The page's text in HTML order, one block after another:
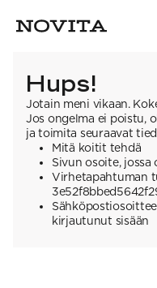
Hups!
Jotain meni vikaan.
Jos ongelma ei poistu,
ja toimita seuraavat
Mitä koitit tehdä
Sivun osoite, jossa
Virhetapahtuman
kirjautunut sisään